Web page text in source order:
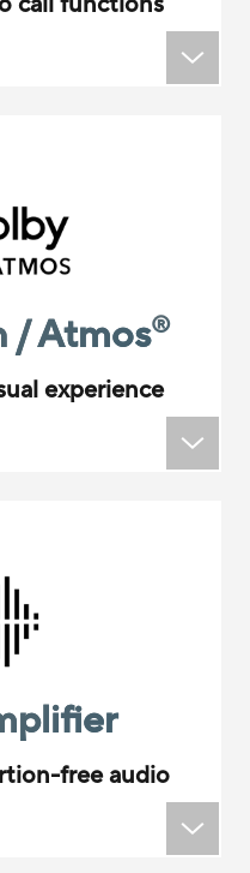
/ Atmos®
experience
free audio